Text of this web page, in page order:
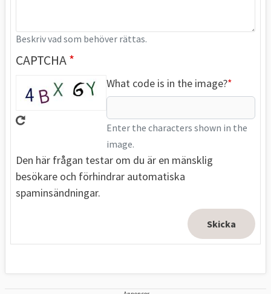
Beskriv vad som behöver rättas.
CAPTCHA
What code is in the image?
Enter the characters shown in the
image.
Den här frågan testar om du är en mänsklig
besökare och förhindrar automatiska
spaminsändningar.